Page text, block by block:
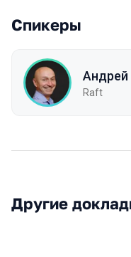
Спикеры
Андрей
Raft
Другие